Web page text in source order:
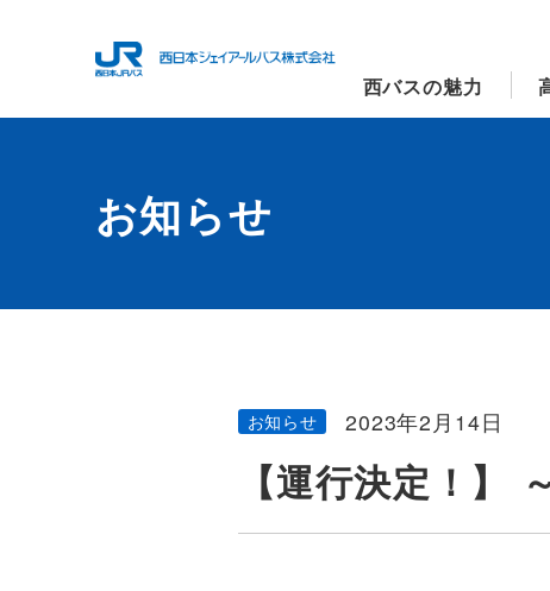
西バスの魅力
お知らせ
お知らせ 2023年2月14日
【運行決定！】